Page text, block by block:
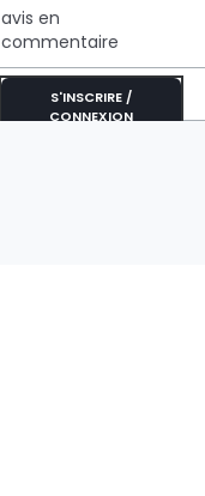
avis en
commentaire
S'INSCRIRE /
CONNEXION